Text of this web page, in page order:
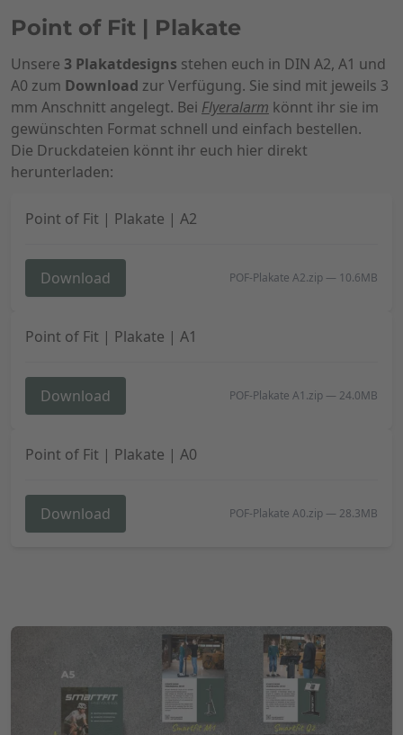
Point of Fit | Plakate
Unsere 3 Plakatdesigns stehen euch in DIN A2, A1 und
A0 zum Download zur Verfügung. Sie sind mit jeweils 3
mm Anschnitt angelegt. Bei Flyeralarm könnt ihr sie im
gewünschten Format schnell und einfach bestellen.
Die Druckdateien könnt ihr euch hier direkt
herunterladen:
Point of Fit | Plakate | A2
Download POF-Plakate A2.zip — 10.6MB
Point of Fit | Plakate | A1
Download POF-Plakate A1.zip — 24.0MB
Point of Fit | Plakate | A0
Download POF-Plakate A0.zip — 28.3MB